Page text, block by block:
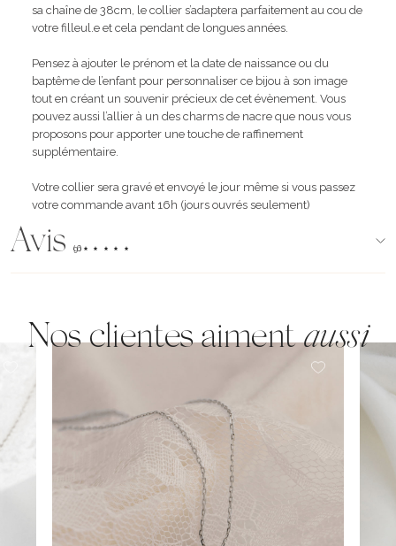
sa chaîne de 38cm, le collier s’adaptera parfaitement au cou de
votre filleul.e et cela pendant de longues années.
Pensez à ajouter le prénom et la date de naissance ou du
baptême de l’enfant pour personnaliser ce bijou à son image
tout en créant un souvenir précieux de cet évènement. Vous
pouvez aussi l’allier à un des charms de nacre que nous vous
proposons pour apporter une touche de raffinement
supplémentaire.
Votre collier sera gravé et envoyé le jour même si vous passez
votre commande avant 16h (jours ouvrés seulement)
Avis (96)
Nos clientes aimentaussi